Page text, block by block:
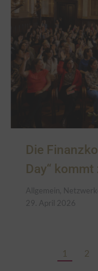
Die
Day“
Allgemein
29. April 2026
1 2